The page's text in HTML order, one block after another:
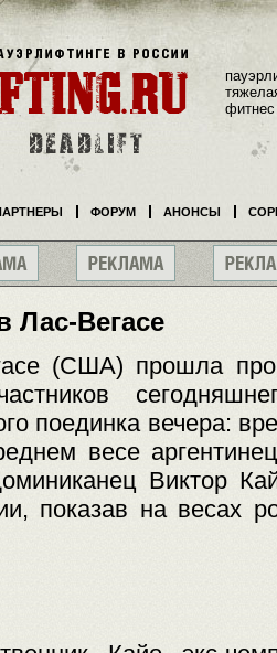
Лас-Вегасе
(США) прошла
поединка вечера:
весе
Виктор
показав на весах
фитнес
ФОРУМ АНОНСЫ